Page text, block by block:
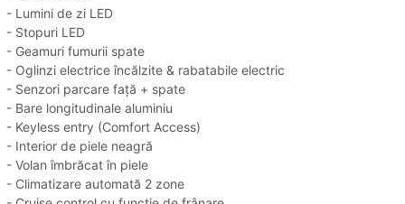
- Lumini de zi LED
- Stopuri LED
- Geamuri fumurii spate
- Oglinzi electrice încălzite & rabatabile electric
- Senzori parcare față + spate
- Bare longitudinale aluminiu
- Keyless entry (Comfort Access)
- Interior de piele neagră
- Volan îmbrăcat în piele
- Climatizare automată 2 zone